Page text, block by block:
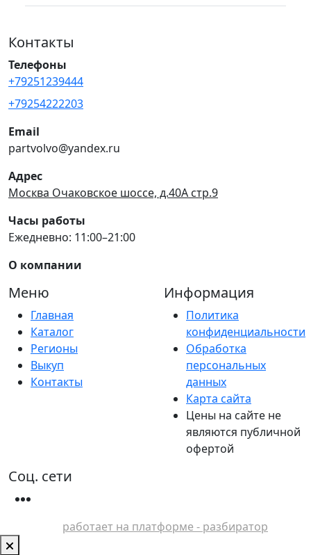
Контакты
Телефоны
+79251239444
+79254222203
Email
partvolvo@yandex.ru
Адрес
Москва Очаковское шоссе, д.40А стр.9
Часы работы
Ежедневно: 11:00–21:00
О компании
Меню
Главная
Каталог
Регионы
Выкуп
Контакты
Информация
Политика
конфиденциальности
Обработка
персональных
данных
Карта сайта
Цены на сайте не
являются публичной
офертой
Соц. сети
работает на платформе - разбиратор